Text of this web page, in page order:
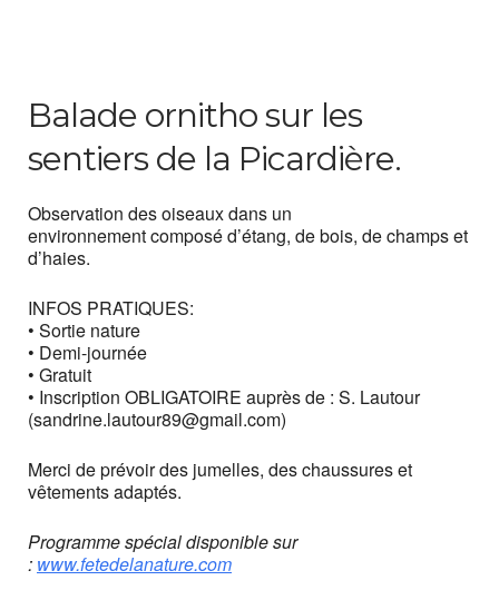
Balade ornitho sur les
sentiers de la Picardière.
Observation des oiseaux dans un
environnement composé d’étang, de bois, de champs et
d’haies.
INFOS PRATIQUES:
• Sortie nature
• Demi-journée
• Gratuit
• Inscription OBLIGATOIRE auprès de : S. Lautour
(sandrine.lautour89@gmail.com)
Merci de prévoir des jumelles, des chaussures et
vêtements adaptés.
Programme spécial disponible sur
: www.fetedelanature.com